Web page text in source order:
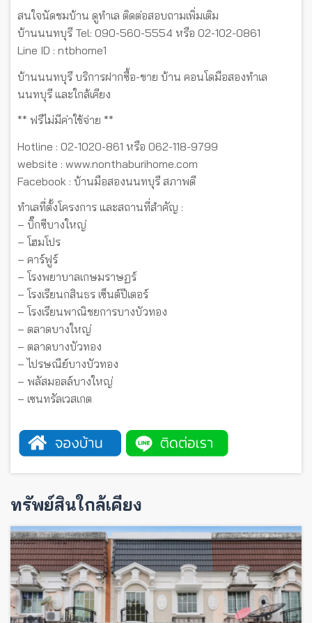
สนใจนัดชมบ้าน ดูทำเล ติดต่อสอบถามเพิ่มเติม
บ้านนนทบุรี Tel: 090-560-5554 หรือ 02-102-0861
Line ID : ntbhome1
บ้านนนทบุรี บริการฝากซื้อ-ขาย บ้าน คอนโดมือสองทำเล
นนทบุรี และใกล้เคียง
** ฟรีไม่มีค่าใช้จ่าย **
Hotline : 02-1020-861 หรือ 062-118-9799
website : www.nonthaburihome.com
Facebook : บ้านมือสองนนทบุรี สภาพดี
ทำเลที่ตั้งโครงการ และสถานที่สำคัญ :
– บิ๊กซีบางใหญ่
– โฮมโปร
– คาร์ฟูร์
– โรงพยาบาลเกษมราษฏร์
– โรงเรียนกสินธร เซ็นต์ปีเตอร์
– โรงเรียนพาณิชยการบางบัวทอง
– ตลาดบางใหญ่
– ตลาดบางบัวทอง
– ไปรษณีย์บางบัวทอง
– พลัสมอลล์บางใหญ่
– เซนทรัลเวสเกต
ทรัพย์สินใกล้เคียง